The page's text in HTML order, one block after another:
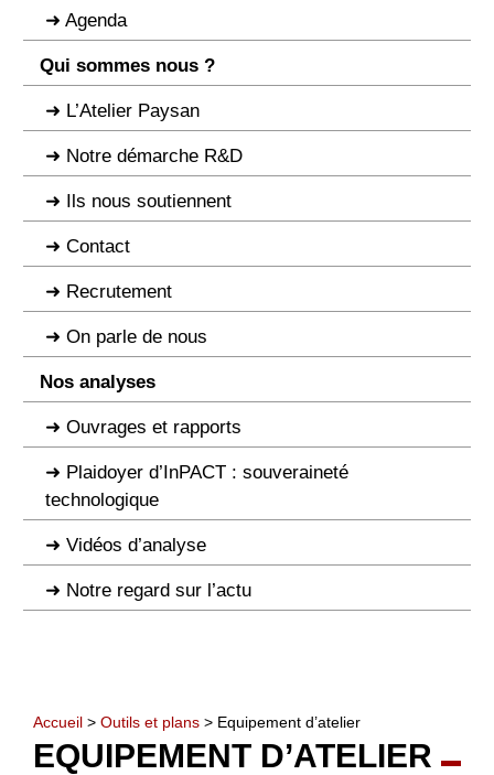
Agenda
Qui sommes nous ?
L’Atelier Paysan
Notre démarche R&D
Ils nous soutiennent
Contact
Recrutement
On parle de nous
Nos analyses
Ouvrages et rapports
Plaidoyer d’InPACT : souveraineté
technologique
Vidéos d’analyse
Notre regard sur l’actu
Accueil > Outils et plans > Equipement d’atelier
EQUIPEMENT D’ATELIER